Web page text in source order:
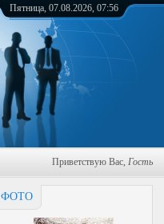
Пятница, 07.08.2026, 07:56
Приветствую Вас, Гость
ФОТО